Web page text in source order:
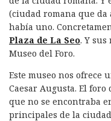
(ciudad romana que da
había uno.
Plaza de La Seo. Y sus
Museo del Foro.
Este museo nos ofrece
Caesar Augusta. El foro
que no se encontraba
principales de la